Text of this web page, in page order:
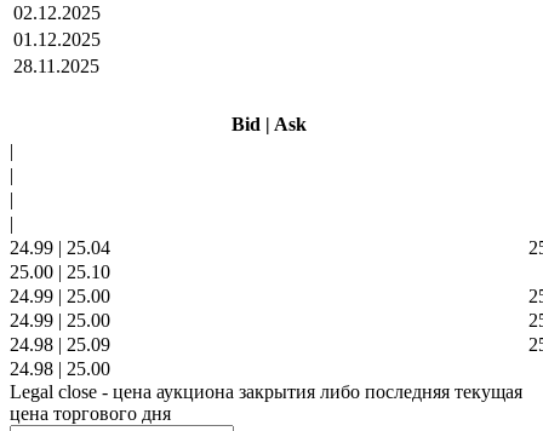
02.12.2025
01.12.2025
28.11.2025
Bid | Ask
|
|
|
|
24.99 | 25.04
25.00 | 25.10
24.99 | 25.00
24.99 | 25.00
24.98 | 25.09
24.98 | 25.00
Legal close - цена аукциона закрытия либо последняя текущая
цена торгового дня